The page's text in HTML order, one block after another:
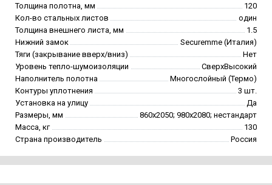
Толщина полотна, мм
120
Кол-во стальных листов
один
Толщина внешнего листа, мм
1.5
Нижний замок
Securemme (Италия)
Тяги (закрывание вверх/вниз)
Нет
Уровень тепло-шумоизоляции
СверхВысокий
Наполнитель полотна
Многослойный (Термо)
Контуры уплотнения
3 шт.
Установка на улицу
Да
Размеры, мм
860х2050; 980х2080; нестандарт
Масса, кг
130
Страна производитель
Россия